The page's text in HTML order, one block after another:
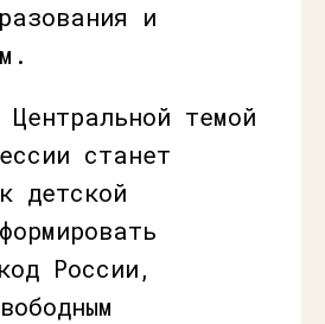
и
темой
станет
детской
России,